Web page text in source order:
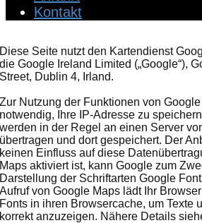
Kontakt
Diese Seite nutzt den Kartendienst
die Google Ireland Limited („Google“),
Street, Dublin 4, Irland.
Zur Nutzung der Funktionen von
notwendig, Ihre IP-Adresse zu
werden in der Regel an einen Server
übertragen und dort gespeichert. Der
keinen Einfluss auf diese
Maps aktiviert ist, kann Google zum
Darstellung der Schriftarten Google
Aufruf von Google Maps lädt Ihr
Fonts in ihren Browsercache, um Texte
korrekt anzuzeigen. Nähere Details